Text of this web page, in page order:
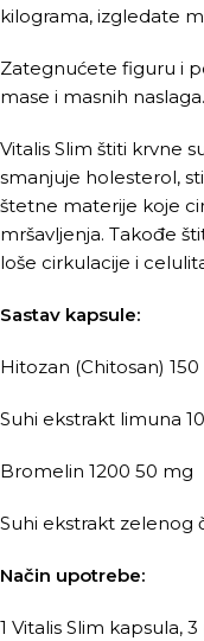
kilograma, izgledate
Zategnućete figuru i
mase i masnih naslaga.
Vitalis Slim štiti krvne
smanjuje holesterol,
štetne materije koje
mršavljenja. Takođe
loše cirkulacije i
Sastav kapsule:
Hitozan (Chitosan)
Suhi ekstrakt limuna
Bromelin 1200 50 mg
Suhi ekstrakt zelenog
Način upotrebe:
1 Vitalis Slim kapsula,